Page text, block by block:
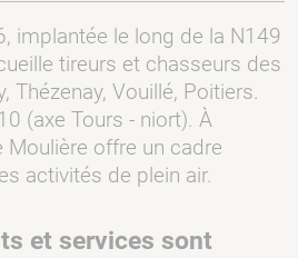
implantée le long de la N149
tireurs et chasseurs des
Thézenay, Vouillé, Poitiers.
(axe Tours - niort). À
offre un cadre
activités de plein air.
et services sont